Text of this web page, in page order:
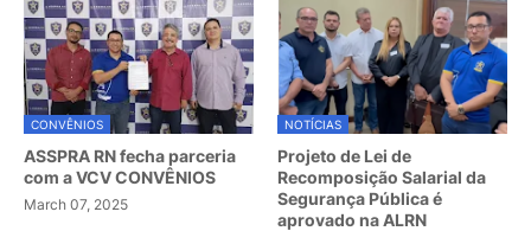
CONVÊNIOS
ASSPRA RN fecha parceria
com a VCV CONVÊNIOS
March 07, 2025
NOTÍCIAS
Projeto de Lei de
Recomposição Salarial da
Segurança Pública é
aprovado na ALRN